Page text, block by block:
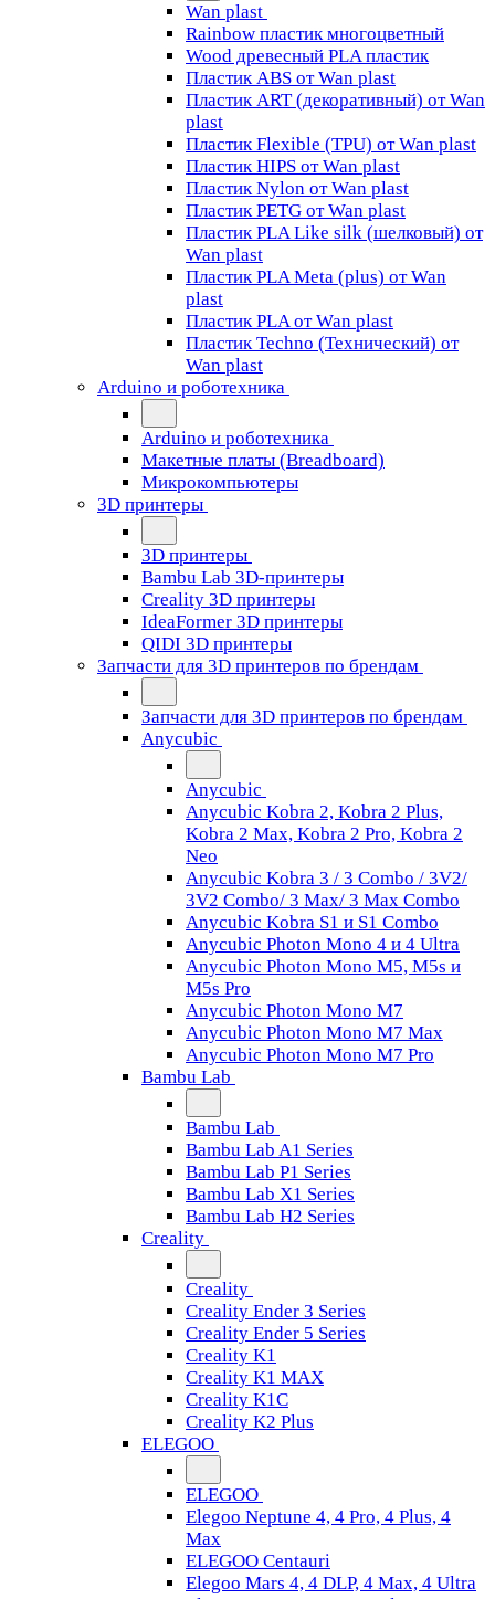
Wan plast
Rainbow пластик многоцветный
Wood древесный PLA пластик
Пластик ABS от Wan plast
Пластик ART (декоративный) от Wan
plast
Пластик Flexible (TPU) от Wan plast
Пластик HIPS от Wan plast
Пластик Nylon от Wan plast
Пластик PETG от Wan plast
Пластик PLA Like silk (шелковый) от
Wan plast
Пластик PLA Meta (plus) от Wan
plast
Пластик PLA от Wan plast
Пластик Techno (Технический) от
Wan plast
Arduino и роботехника
Arduino и роботехника
Макетные платы (Breadboard)
Микрокомпьютеры
3D принтеры
3D принтеры
Bambu Lab 3D-принтеры
Creality 3D принтеры
IdeaFormer 3D принтеры
QIDI 3D принтеры
Запчасти для 3D принтеров по брендам
Запчасти для 3D принтеров по брендам
Anycubic
Anycubic
Anycubic Kobra 2, Kobra 2 Plus,
Kobra 2 Max, Kobra 2 Pro, Kobra 2
Neo
Anycubic Kobra 3 / 3 Combo / 3V2/
3V2 Combo/ 3 Max/ 3 Max Combo
Anycubic Kobra S1 и S1 Combo
Anycubic Photon Mono 4 и 4 Ultra
Anycubic Photon Mono M5, M5s и
M5s Pro
Anycubic Photon Mono M7
Anycubic Photon Mono M7 Max
Anycubic Photon Mono M7 Pro
Bambu Lab
Bambu Lab
Bambu Lab A1 Series
Bambu Lab P1 Series
Bambu Lab X1 Series
Bambu Lab H2 Series
Creality
Creality
Creality Ender 3 Series
Creality Ender 5 Series
Creality K1
Creality K1 MAX
Creality K1C
Creality K2 Plus
ELEGOO
ELEGOO
Elegoo Neptune 4, 4 Pro, 4 Plus, 4
Max
ELEGOO Centauri
Elegoo Mars 4, 4 DLP, 4 Max, 4 Ultra